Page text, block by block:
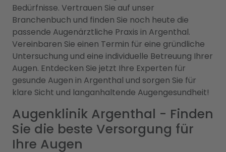
Bedürfnisse. Vertrauen Sie auf unser
Branchenbuch und finden Sie noch heute die
passende Augenärztliche Praxis in Argenthal.
Vereinbaren Sie einen Termin für eine gründliche
Untersuchung und eine individuelle Betreuung Ihrer
Augen. Entdecken Sie jetzt Ihre Experten für
gesunde Augen in Argenthal und sorgen Sie für
klare Sicht und langanhaltende Augengesundheit!
Augenklinik Argenthal - Finden
Sie die beste Versorgung für
Ihre Augen